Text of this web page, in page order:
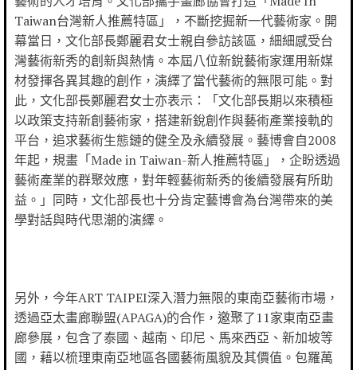
Taiwan台灣新人推薦特區」，不斷挖掘新一代藝術家。開
幕當日，文化部長鄭麗君女士親自參訪該區，細細感受台
灣藝術新秀的創新與熱情。本屆八位新銳藝術家運用新媒
材發揮各異其趣的創作，演繹了當代藝術的無限可能。對
此，文化部長鄭麗君女士亦表示：「文化部長期以來積極
以政策支持新創藝術家，搭建新銳創作與藝術產業接軌的
平台，追求藝術生態鏈的健全及永續發展。藝博會自2008
年起，規畫「Made in Taiwan-新人推薦特區」，企盼透過
藝術產業的群聚效應，對年輕藝術新秀的後續發展有所助
益。」同時，文化部長也十分肯定藝博會為台灣帶來的美
學對話與時代思潮的演繹。
另外，今年ART TAIPEI深入潛力無限的東南亞藝術市場，
透過亞太畫廊聯盟(APAGA)的合作，邀聚了11家東南亞畫
廊參展，包含了泰國、越南、印尼、馬來西亞、新加坡等
國，藉以梳理東南亞地區各國藝術風貌及其價值。包羅萬